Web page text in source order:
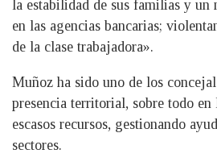
la estabilidad de sus familias y
en las agencias bancarias;
de la clase trabajadora».
Muñoz ha sido uno de los
presencia territorial, sobre todo en
escasos recursos, gestionando
sectores.